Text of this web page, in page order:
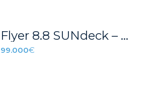
Flyer 8.8 SUNdeck – REF 044P
99.000€